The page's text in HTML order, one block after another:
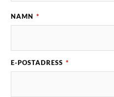
NAMN *
E-POSTADRESS *